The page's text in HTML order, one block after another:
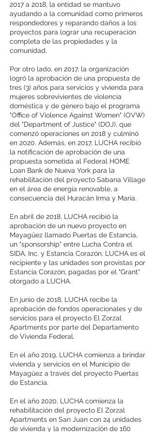
2017 a 2018, la entidad se mantuvo
ayudando a la comunidad como primeros
respondedores y reparando daños a los
proyectos para lograr una recuperación
completa de las propiedades y la
comunidad.
Por otro lado, en 2017, la organización
logró la aprobación de una propuesta de
tres (3) años para servicios y vivienda para
mujeres sobrevivientes de violencia
doméstica y de género bajo el programa
"Office of Violence Against Women" (OVW)
del "Department of Justice" (DOJ), que
comenzó operaciones en 2018 y culminó
en 2020. Además, en 2017, LUCHA recibió
la notificación de aprobación de una
propuesta sometida al Federal HOME
Loan Bank de Nueva York para la
rehabilitación del proyecto Sabana Village
en el área de energía renovable, a
consecuencia del Huracán Irma y María.
En abril de 2018, LUCHA recibió la
aprobación de un nuevo proyecto en
Mayagüez llamado Puertas de Estancia,
un "sponsorship" entre Lucha Contra el
SIDA, Inc. y Estancia Corazón. LUCHA es el
recipiente y las unidades son provistas por
Estancia Corazón, pagadas por el "Grant"
otorgado a LUCHA.
En junio de 2018, LUCHA recibe la
aprobación de fondos operacionales y de
servicios para el proyecto El Zorzal
Apartments por parte del Departamento
de Vivienda Federal.
En el año 2019, LUCHA comienza a brindar
vivienda y servicios en el Municipio de
Mayagüez a través del proyecto Puertas
de Estancia.
En el año 2020, LUCHA comienza la
rehabilitación del proyecto El Zorzal
Apartments en San Juan con 24 unidades
de vivienda y la modernización de 160